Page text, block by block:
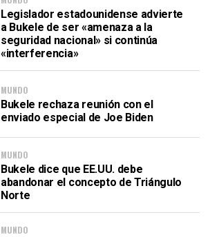
Legislador estadounidense advierte
a Bukele de ser «amenaza a la
seguridad nacional» si continúa
«interferencia»
MUNDO
Bukele rechaza reunión con el
enviado especial de Joe Biden
MUNDO
Bukele dice que EE.UU. debe
abandonar el concepto de Triángulo
Norte
MUNDO